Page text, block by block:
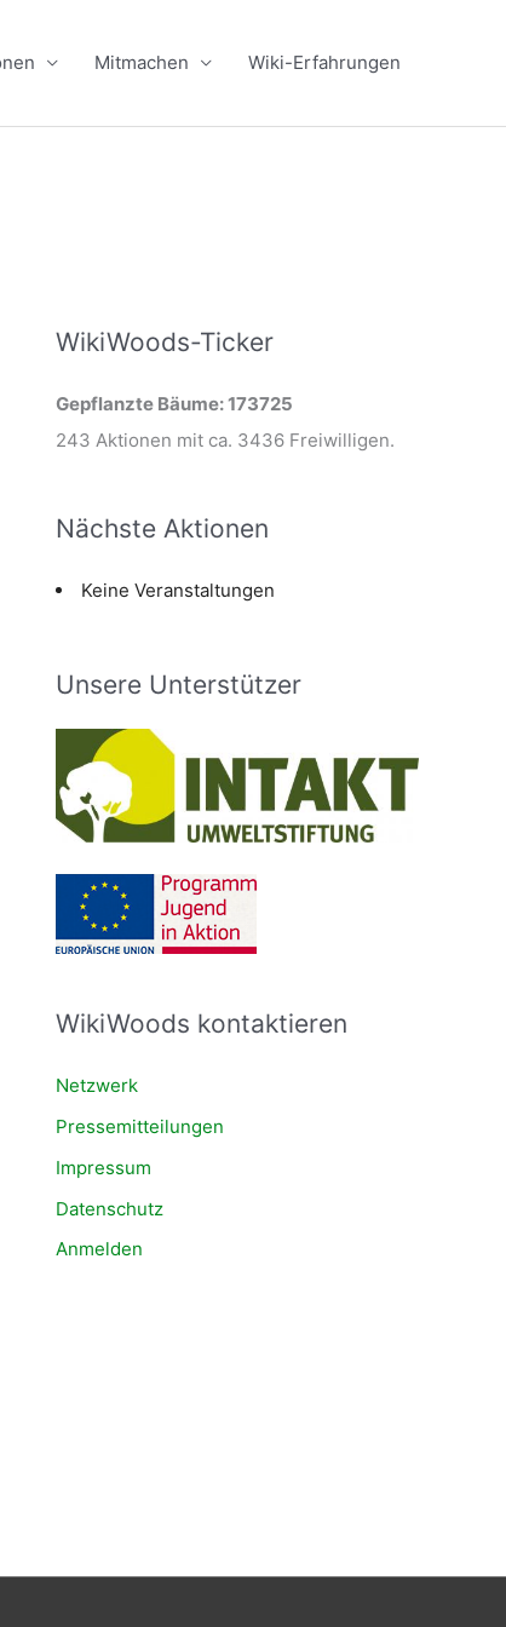
Mitmachen Wiki-Erfahrungen
WikiWoods-Ticker
Gepflanzte Bäume: 173725
243 Aktionen mit ca. 3436 Freiwilligen.
Nächste Aktionen
Keine Veranstaltungen
Unsere Unterstützer
WikiWoods kontaktieren
Netzwerk
Pressemitteilungen
Impressum
Datenschutz
Anmelden